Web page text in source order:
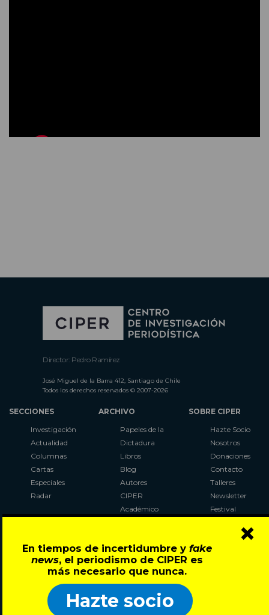
En tiempos de incertidumbre y fake
news, el periodismo de CIPER es
más necesario que nunca.
Hazte socio
×
Director: Pedro Ramírez
José Miguel de la Barra 412, Santiago de Chile
Todos los derechos reservados © 2007-2026
SECCIONES
Investigación
Actualidad
Columnas
Cartas
Especiales
Radar
ARCHIVO
Papeles de la
Dictadura
Libros
Blog
Autores
CIPER
Académico
Al Plebiscito
con CIPER
SOBRE CIPER
Hazte Socio
Nosotros
Donaciones
Contacto
Talleres
Newsletter
Festival